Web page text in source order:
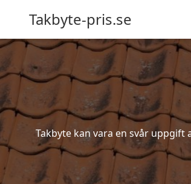
Takbyte-pris.se
Takbyte kan vara en svår